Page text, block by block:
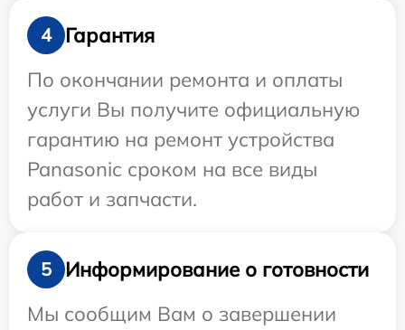
4
Гарантия
По окончании ремонта и оплаты
услуги Вы получите официальную
гарантию на ремонт устройства
Panasonic сроком на все виды
работ и запчасти.
5
Информирование о готовности
Мы сообщим Вам о завершении